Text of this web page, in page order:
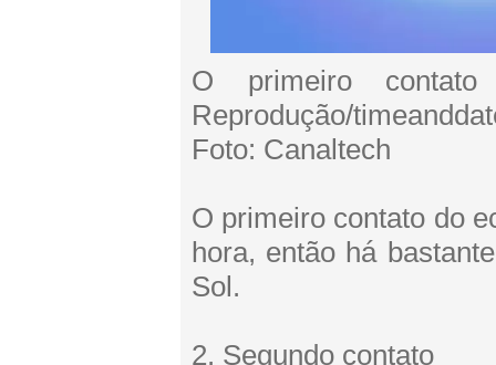
O primeiro
Reprodução/
Foto: Canaltech
O primeiro contato do
hora, então há
Sol.
2. Segundo contato